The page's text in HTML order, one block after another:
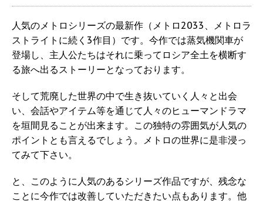
人気のメトロシリーズの最新作（メトロ2033、メトロラ
ストライトに続く3作目）です。今作では蒸気機関車が
登場し、主人公たちはそれに乗ってロシア全土を横断す
る旅へ出るストーリーとなっております。
そして荒廃した世界の中で生き抜いていく人々と出会
い、会話やアイテム等を通じて人々のヒューマンドラマ
を垣間見ることが出来ます。この独特の雰囲気が人気の
ポイントとも言えるでしょう。メトロの世界に是非浸っ
てみて下さい。
と、このように人気のあるシリーズ作品ですが、残念な
ことに今作では改善していただきたい点もあります。他